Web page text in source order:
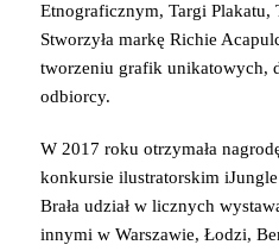
Etnograficznym, Targi Plakatu,
Stworzyła markę Richie
tworzeniu grafik unikatowych,
odbiorcy.
W 2017 roku otrzymała
konkursie ilustratorskim
Brała udział w licznych
innymi w Warszawie, Łodzi,